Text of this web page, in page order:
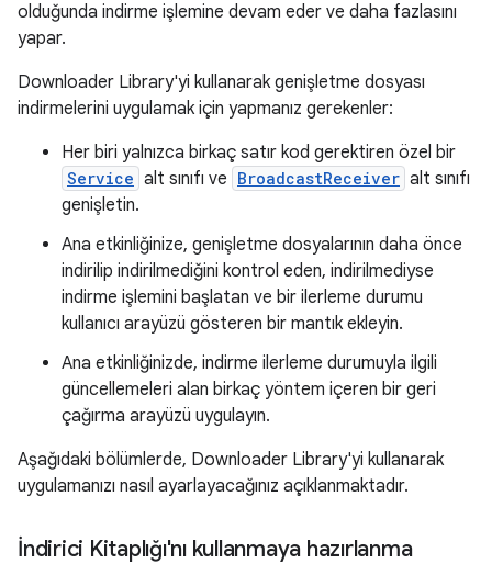
olduğunda indirme işlemine devam eder ve daha fazlasını
yapar.
Downloader Library'yi kullanarak genişletme dosyası
indirmelerini uygulamak için yapmanız gerekenler:
Her biri yalnızca birkaç satır kod gerektiren özel bir
Service alt sınıfı ve BroadcastReceiver alt sınıfı
genişletin.
Ana etkinliğinize, genişletme dosyalarının daha önce
indirilip indirilmediğini kontrol eden, indirilmediyse
indirme işlemini başlatan ve bir ilerleme durumu
kullanıcı arayüzü gösteren bir mantık ekleyin.
Ana etkinliğinizde, indirme ilerleme durumuyla ilgili
güncellemeleri alan birkaç yöntem içeren bir geri
çağırma arayüzü uygulayın.
Aşağıdaki bölümlerde, Downloader Library'yi kullanarak
uygulamanızı nasıl ayarlayacağınız açıklanmaktadır.
İndirici Kitaplığı'nı kullanmaya hazırlanma